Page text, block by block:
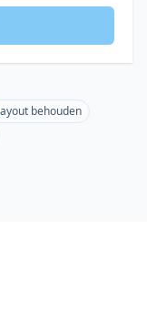
behouden